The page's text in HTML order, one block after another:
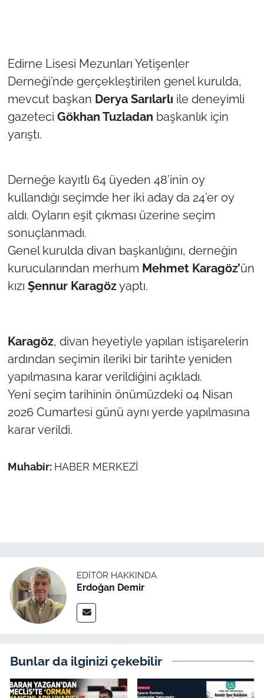
Edirne Lisesi Mezunları Yetişenler
Derneği’nde gerçekleştirilen genel kurulda,
mevcut başkan Derya Sarılarlı ile deneyimli
gazeteci Gökhan Tuzladan başkanlık için
yarıştı.
Derneğe kayıtlı 64 üyeden 48’inin oy
kullandığı seçimde her iki aday da 24’er oy
aldı. Oyların eşit çıkması üzerine seçim
sonuçlanmadı.
Genel kurulda divan başkanlığını, derneğin
kurucularından merhum Mehmet Karagöz’ün
kızı Şennur Karagözyaptı.
Karagöz, divan heyetiyle yapılan istişarelerin
ardından seçimin ileriki bir tarihte yeniden
yapılmasına karar verildiğini açıkladı.
Yeni seçim tarihinin önümüzdeki 04 Nisan
2026 Cumartesi günü aynı yerde yapılmasına
karar verildi.
Muhabir: HABER MERKEZİ
EDITÖR HAKKINDA
Erdoğan Demir
Bunlar da ilginizi çekebilir
Flaş Haber
Dış Haberler
İş Dünyası
Bilim Teknoloji
English News
Canlı Maç
Finans
Gündem-Eğitim